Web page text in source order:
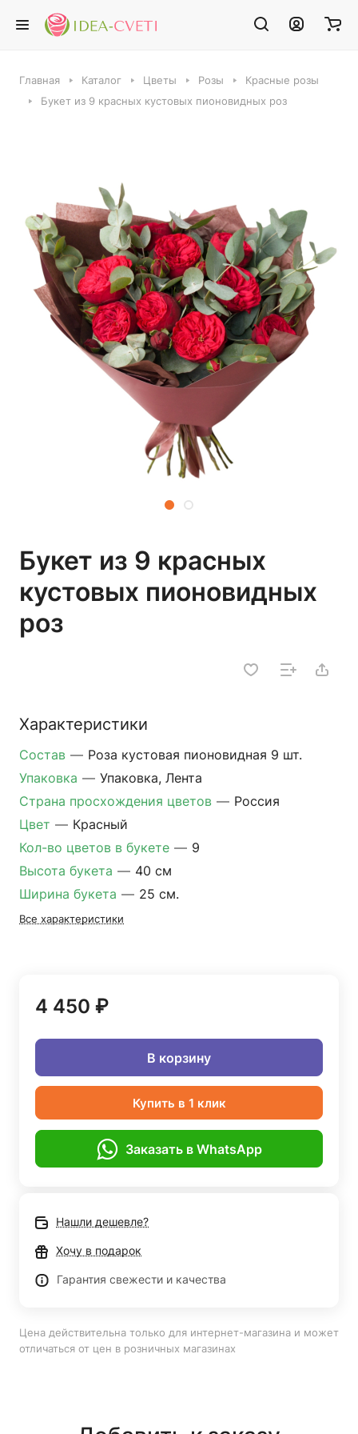
Главная Каталог Цветы Розы
Красные розы
Букет из 9 красных кустовых пионовидных роз
Букет из 9 красных
кустовых пионовидных
роз
Характеристики
Состав — Роза кустовая пионовидная 9 шт.
Упаковка — Упаковка, Лента
Страна просхождения цветов — Россия
Цвет — Красный
Кол-во цветов в букете — 9
Высота букета — 40 см
Ширина букета — 25 см.
Все характеристики
4 450 ₽
В корзину
Купить в 1 клик
Заказать в WhatsApp
Нашли дешевле?
Хочу в подарок
Гарантия свежести и качества
Цена действительна только для интернет-магазина и может
отличаться от цен в розничных магазинах